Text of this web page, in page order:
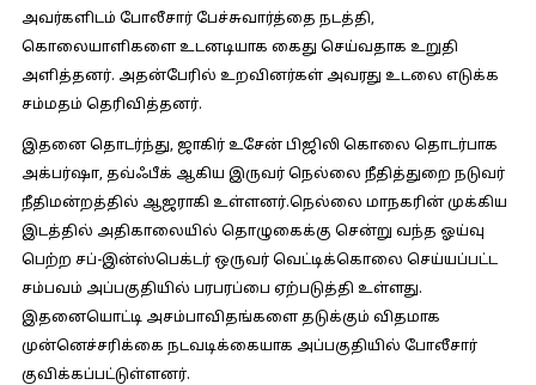
அவர்களிடம் போலீசார் பேச்சுவார்த்தை நடத்தி,
கொலையாளிகளை உடனடியாக கைது செய்வதாக உறுதி
அளித்தனர். அதன்பேரில் உறவினர்கள் அவரது உடலை எடுக்க
சம்மதம் தெரிவித்தனர்.
இதனை தொடர்ந்து, ஜாகிர் உசேன் பிஜிலி கொலை தொடர்பாக
அக்பர்ஷா, தவ்ஃபீக் ஆகிய இருவர் நெல்லை நீதித்துறை நடுவர்
நீதிமன்றத்தில் ஆஜராகி உள்ளனர்.நெல்லை மாநகரின் முக்கிய
இடத்தில் அதிகாலையில் தொழுகைக்கு சென்று வந்த ஓய்வு
பெற்ற சப்-இன்ஸ்பெக்டர் ஒருவர் வெட்டிக்கொலை செய்யப்பட்ட
சம்பவம் அப்பகுதியில் பரபரப்பை ஏற்படுத்தி உள்ளது.
இதனையொட்டி அசம்பாவிதங்களை தடுக்கும் விதமாக
முன்னெச்சரிக்கை நடவடிக்கையாக அப்பகுதியில் போலீசார்
குவிக்கப்பட்டுள்ளனர்.